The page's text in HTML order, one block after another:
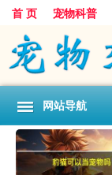
首 页 宠物科普
网站导航